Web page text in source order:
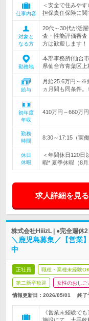
仕事内容
＜安全で住みや
担保責任保険に関
対象と
なる方
20代～30代が活
査・性能評価審
方は歓迎します！
勤務地
本部事務所(仙台
県仙台市青葉区
給与
月給25.6万円～※
ヵ月間も同条件
初年度
年収
410万円～660万円
勤務
時間
8:30～17:15（実
休日
休暇
＜年間休日120日
暇* 夏季休暇（8
求人詳細を見る
株式会社HiiizL | ●完全週休
＼鹿児島募集／【営業
中
正社員 職種・業種未経験OK
第二新卒歓迎 女性のおしご
情報更新日：2026/05/01 終了
《営業未経験で